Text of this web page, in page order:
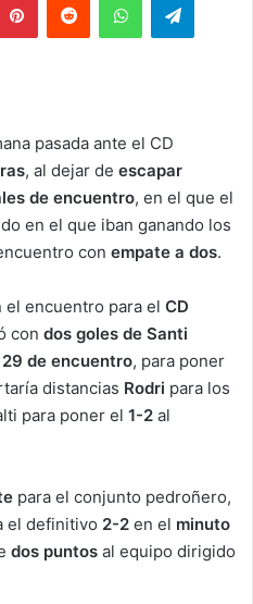
pasada ante el CD
, al dejar de escapar
de encuentro, en el que el
en el que iban ganando los
con empate a dos.
el encuentro para el CD
con dos goles de Santi
de encuentro, para poner
distancias Rodri para los
para poner el 1-2 al
para el conjunto pedroñero,
el definitivo 2-2 en el minuto
dos puntos al equipo dirigido